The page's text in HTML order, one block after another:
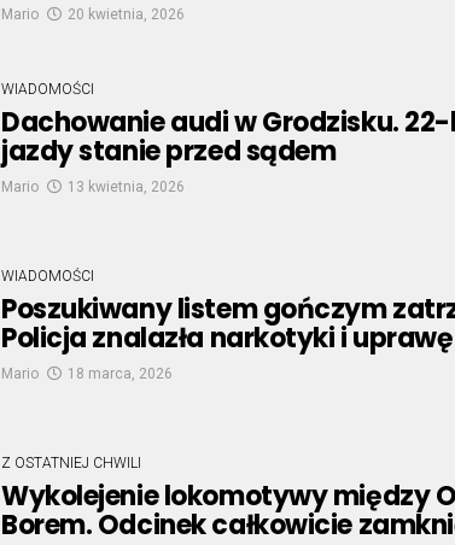
Mario 20 kwietnia, 2026
WIADOMOŚCI
Dachowanie audi w Grodzisku.
jazdy stanie przed sądem
Mario 13 kwietnia, 2026
WIADOMOŚCI
Poszukiwany listem gończym
Policja znalazła narkotyki i
Mario 18 marca, 2026
Z OSTATNIEJ CHWILI
Wykolejenie lokomotywy między
Borem. Odcinek całkowicie